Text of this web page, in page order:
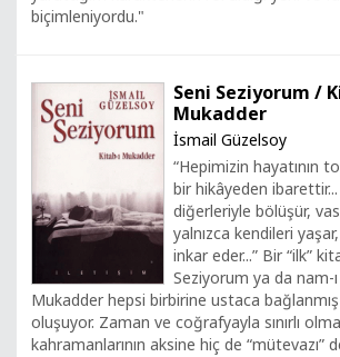
biçimleniyordu."
Seni Seziyorum /
Mukadder
İsmail Güzelsoy
“Hepimizin hayatının
bir hikâyeden
diğerleriyle bölüşür,
yalnızca kendileri
inkar eder...” Bir “ilk”
Seziyorum ya da nam-
Mukadder hepsi birbirine ustaca
oluşuyor. Zaman ve coğrafyayla sınırlı
kahramanlarının aksine hiç de “mütevazı”